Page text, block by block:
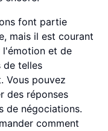
font partie
mais il est courant
l'émotion et de
de telles
Vous pouvez
des réponses
de négociations.
comment